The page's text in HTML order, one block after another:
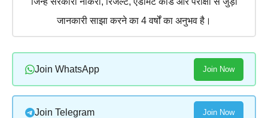
जानकारी साझा करने का 4 वर्षों का अनुभव है।
Join WhatsApp Join Now
Join Telegram Join Now